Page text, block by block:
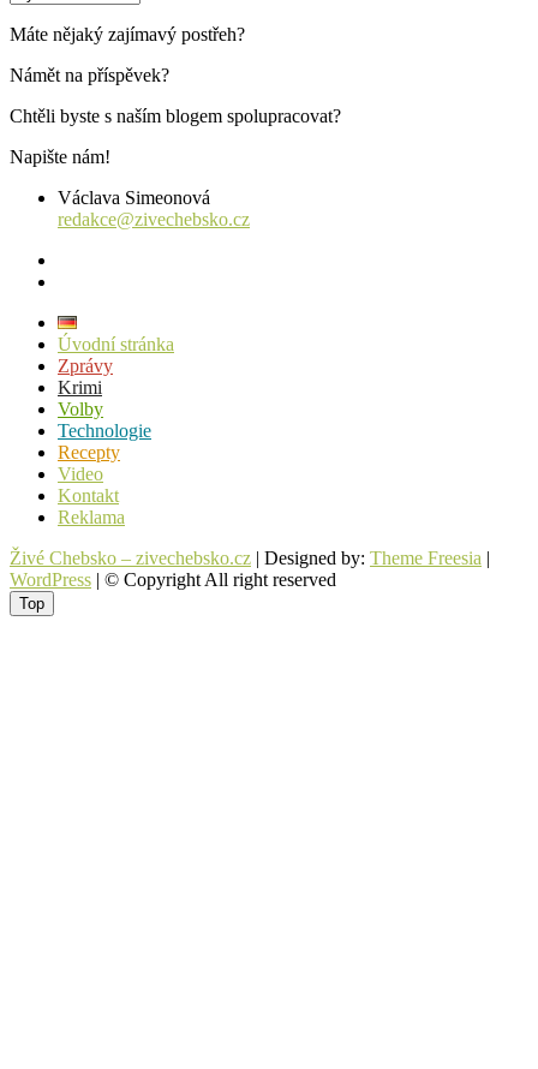
Máte nějaký zajímavý postřeh?
Námět na příspěvek?
Chtěli byste s naším blogem spolupracovat?
Napište nám!
Václava Simeonová
redakce@zivechebsko.cz
Úvodní stránka
Zprávy
Krimi
Volby
Technologie
Recepty
Video
Kontakt
Reklama
Živé Chebsko – zivechebsko.cz | Designed by: Theme Freesia |
WordPress | © Copyright All right reserved
Top